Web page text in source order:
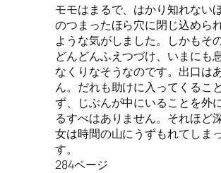
モモはまるで、はかり知れない
のつまったほら穴に閉じ込めら
ような気がしました。しかもそ
どんどんふえつづけ、いまにも
なくりなそうなのです。出口は
ん。だれも助けに入ってくるこ
ず、じぶんが中にいることを外
るすべはありません。それほど
女は時間の山にうずもれてしま
す。
284ページ